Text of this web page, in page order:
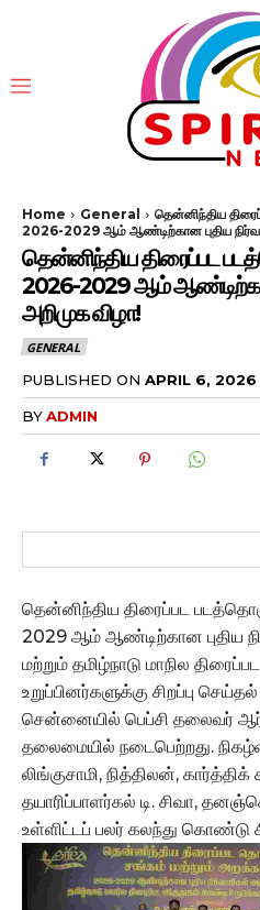
Home General
தென்னிந்திய
2026-2029 ஆம் ஆண்டிற்கான புதிய
தென்னிந்திய திரைப்பட
2026-2029 ஆம்
அறிமுக விழா!
GENERAL
PUBLISHED ON APRIL 6, 2026
BYADMIN
தென்னிந்திய திரைப்பட
2029 ஆம் ஆண்டிற்கான புதிய
மற்றும் தமிழ்நாடு மாநில
உறுப்பினர்களுக்கு சிறப்பு
சென்னையில் பெப்சி தலைவர்
தலைமையில் நடைபெற்றது.
லிங்குசாமி, நித்திலன், கார்த்திக்
தயாரிப்பாளர்கல் டி. சிவா,
உள்ளிட்டப் பலர் கலந்து கொண்டு